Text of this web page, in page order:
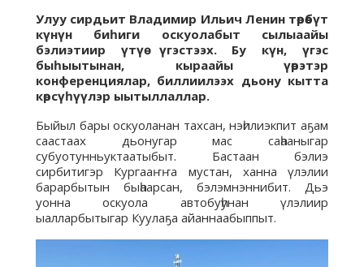
Улуу сирдьит Владимир Ильич Ленин төрөөбүт
күнүн биһиги оскуолабыт сылыаайы
бэлиэтиир үтүө үгэстээх. Бу күн, үгэс
быһыытынан, кыраайы үөрэтэр
конференциялар, биллиилээх дьону кытта
көрсүһүүлэр ыытыллаллар.
Быйыл бары оскуоланан тахсан, нэһилиэкпит аҕам
саастаах дьонугар мас саһааныгар
субуотунньуктаатыбыт. Бастаан бэлиэ
сирбитигэр Кургааҥҥа мустан, ханна үлэлии
барарбытын быһаарсан, бэлэмнэннибит. Дьэ
уонна оскуола автобуһунан үлэлиир
ыалларбытыгар Куулаҕа айаннаабыппыт.